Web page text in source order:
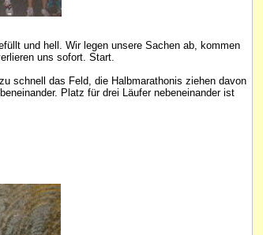
und hell. Wir legen unsere Sachen ab, kommen
uns sofort. Start.
schnell das Feld, die Halbmarathonis ziehen davon
Platz für drei Läufer nebeneinander ist